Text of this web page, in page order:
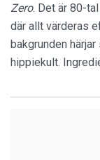
Zero. Det är 80-
där allt värderas
bakgrunden
hippiekult.